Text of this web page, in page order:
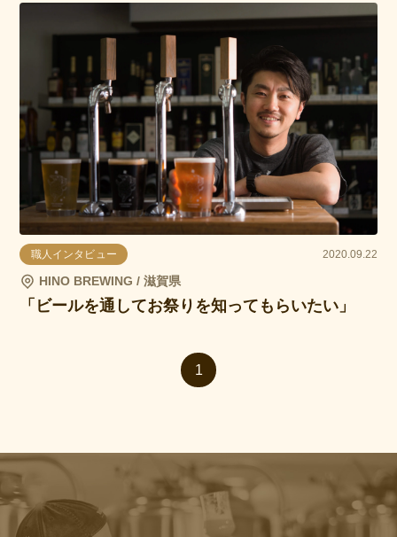
職人インタビュー 2020.09.22
HINO BREWING / 滋賀県
「ビールを通してお祭りを知ってもらいたい」
1